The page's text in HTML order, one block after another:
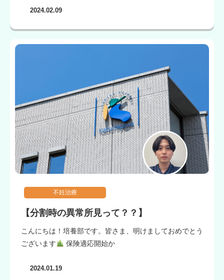
2024.02.09
不妊治療
【分割時の異常所見って？？】
こんにちは！培養部です。皆さま、明けましておめでとう
ございます
保険適応開始か
2024.01.19